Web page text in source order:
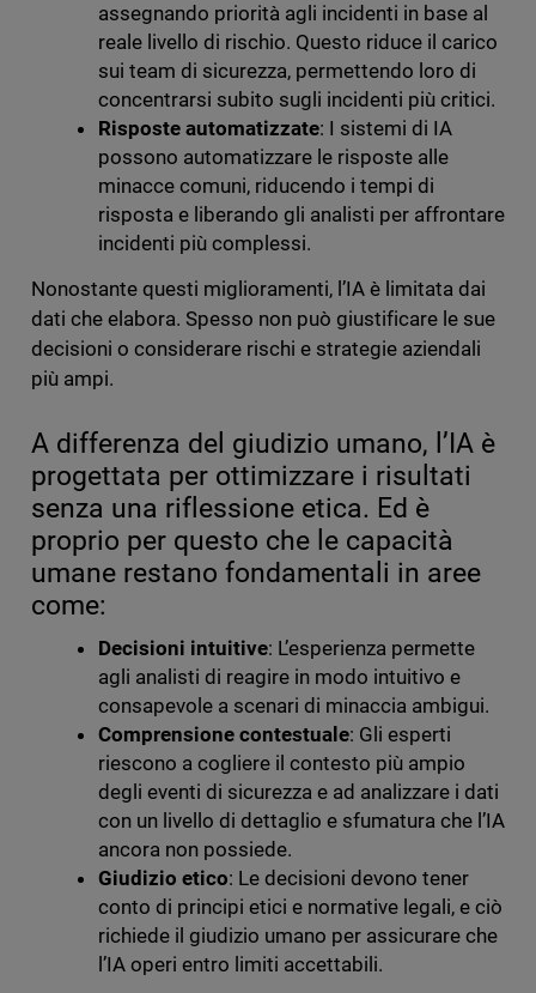
assegnando priorità agli incidenti in base al
reale livello di rischio. Questo riduce il carico
sui team di sicurezza, permettendo loro di
concentrarsi subito sugli incidenti più critici.
Risposte automatizzate: I sistemi di IA
possono automatizzare le risposte alle
minacce comuni, riducendo i tempi di
risposta e liberando gli analisti per affrontare
incidenti più complessi.
Nonostante questi miglioramenti, l’IA è limitata dai
dati che elabora. Spesso non può giustificare le sue
decisioni o considerare rischi e strategie aziendali
più ampi.
A differenza del giudizio umano, l’IA è
progettata per ottimizzare i risultati
senza una riflessione etica. Ed è
proprio per questo che le capacità
umane restano fondamentali in aree
come:
Decisioni intuitive: L’esperienza permette
agli analisti di reagire in modo intuitivo e
consapevole a scenari di minaccia ambigui.
Comprensione contestuale: Gli esperti
riescono a cogliere il contesto più ampio
degli eventi di sicurezza e ad analizzare i dati
con un livello di dettaglio e sfumatura che l’IA
ancora non possiede.
Giudizio etico: Le decisioni devono tener
conto di principi etici e normative legali, e ciò
richiede il giudizio umano per assicurare che
l’IA operi entro limiti accettabili.